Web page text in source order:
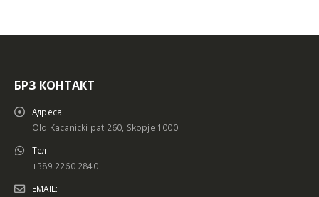
Батериски сет
БРЗ КОНТАКТ
Адреса:
Old Kacanicki pat 260, Skopje 1000
Тел:
+389 2260 2840
EMAIL: